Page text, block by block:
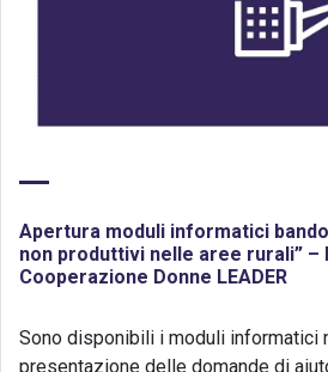
Apertura moduli informatici
non produttivi nelle aree rurali”
Cooperazione Donne LEADER
Sono disponibili i moduli informatici
presentazione delle domande di